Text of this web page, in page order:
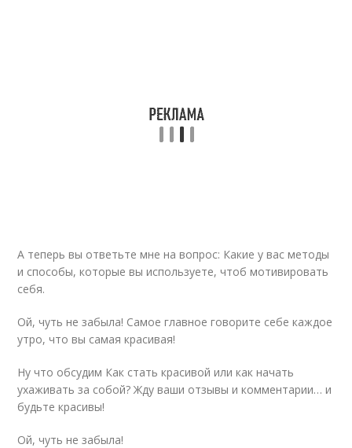
А теперь вы ответьте мне на вопрос: Какие у вас методы
и способы, которые вы используете, чтоб мотивировать
себя.
Ой, чуть не забыла! Самое главное говорите себе каждое
утро, что вы самая красивая!
Ну что обсудим Как стать красивой или как начать
ухаживать за собой? Жду ваши отзывы и комментарии… и
будьте красивы!
Ой, чуть не забыла!